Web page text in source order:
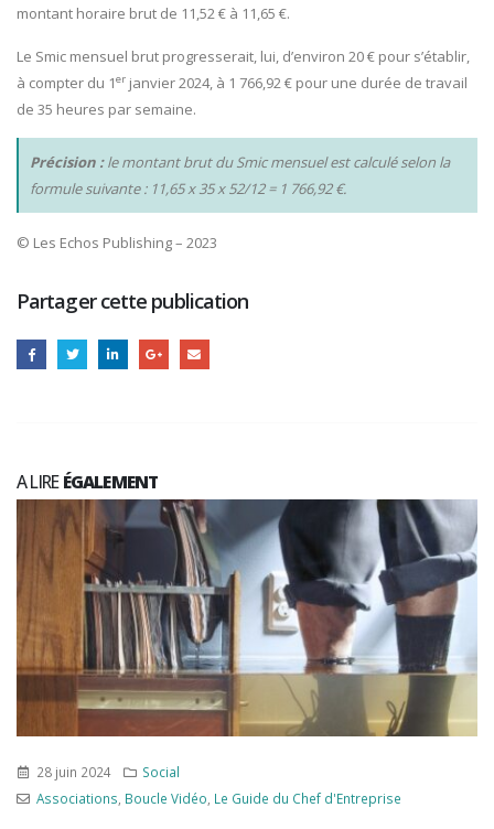
montant horaire brut de 11,52 € à 11,65 €.
Le Smic mensuel brut progresserait, lui, d’environ 20 € pour s’établir,
à compter du 1er janvier 2024, à 1 766,92 € pour une durée de travail
de 35 heures par semaine.
Précision :le montant brut du Smic mensuel est calculé selon la
formule suivante : 11,65 x 35 x 52/12 = 1 766,92 €.
© Les Echos Publishing – 2023
Partager cette publication
A LIREÉGALEMENT
28 juin 2024
Social
Associations Boucle Vidéo Le Guide du Chef d'Entreprise